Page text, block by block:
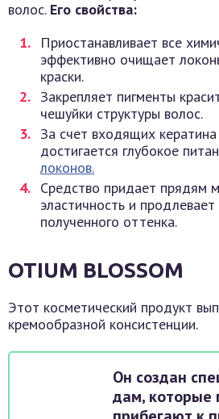
волос. Его свойства:
Приостанавливает все
эффективно очищает
краски.
Закрепляет пигменты
чешуйки структуры волос.
За счет входящих
достигается глубокое
локонов.
Средство придает прядям
эластичность и продлевает
полученного оттенка.
OTIUM BLOSSOM
Этот косметический продукт
кремообразной консистенции.
Он создан
дам, которые